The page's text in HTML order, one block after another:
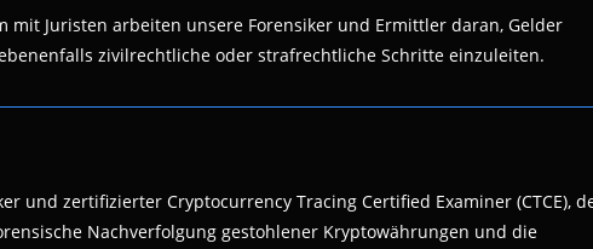
mit Juristen arbeiten unsere Forensiker und Ermittler daran, Gelder
zivilrechtliche oder strafrechtliche Schritte einzuleiten.
und zertifizierter Cryptocurrency Tracing Certified Examiner (CTCE),
Nachverfolgung gestohlener Kryptowährungen und die